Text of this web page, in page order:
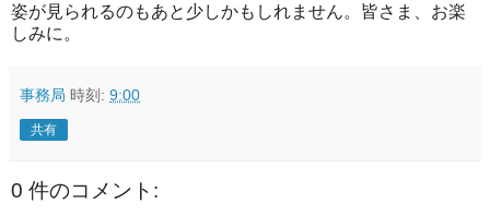
姿が見られるのもあと少しかもしれません。 皆さま、お楽
しみに。
事務局 時刻: 9:00
共有
0 件のコメント: